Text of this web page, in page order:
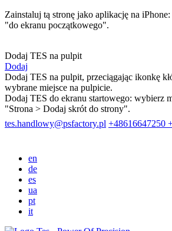
Zainstaluj tą stronę jako aplikację na
"do ekranu początkowego".
Dodaj TES na pulpit
Dodaj
Dodaj TES na pulpit, przeciągając ikonkę
wybrane miejsce na pulpicie.
Dodaj TES do ekranu startowego: wybierz
"Strona > Dodaj skrót do strony".
tes.handlowy@psfactory.pl +48616647250
en
de
es
ua
pt
it